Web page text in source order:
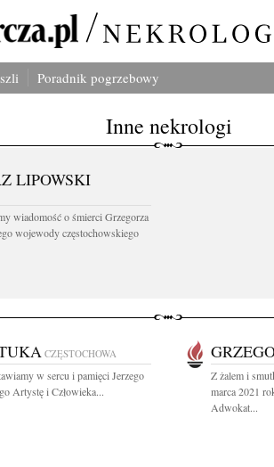
Poradnik pogrzebowy
Inne nekrologi
LIPOWSKI
wiadomość o śmierci Grzegorza
wojewody częstochowskiego
CZĘSTOCHOWA
w sercu i pamięci Jerzego
Artystę i Człowieka...
Z żalem i
marca 2021
Adwokat...